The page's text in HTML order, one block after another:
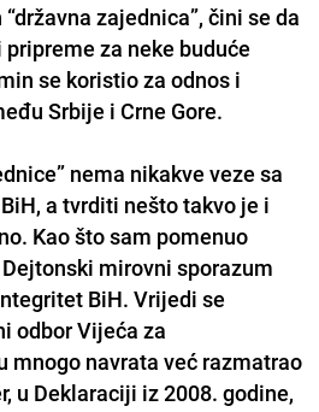
zajednica”, čini se da
za neke buduće
se koristio za odnos i
Srbije i Crne Gore.
nema nikakve veze sa
a tvrditi nešto takvo je i
Kao što sam pomenuo
mirovni sporazum
BiH. Vrijedi se
odbor Vijeća za
mnogo navrata već razmatrao
u Deklaraciji iz 2008. godine,